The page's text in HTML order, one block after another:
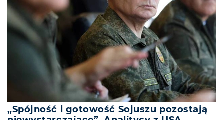
„Spójność i gotowość Sojuszu pozostają